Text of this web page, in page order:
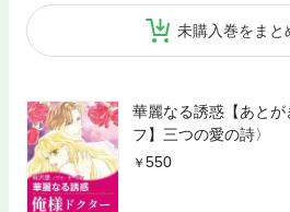
未購入巻をまと
華麗なる誘惑【あと
フ】三つの愛の詩〉
550